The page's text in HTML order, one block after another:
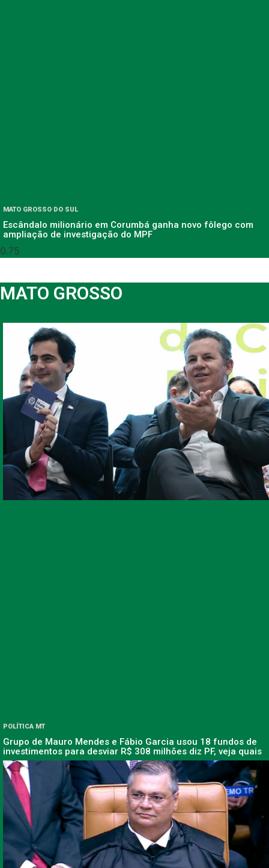
MATO GROSSO DO SUL
Escândalo milionário em Corumbá ganha novo fôlego com
ampliação de investigação do MPF
MATO GROSSO
POLÍTICA MT
Grupo de Mauro Mendes e Fábio Garcia usou 18 fundos de
investimentos para desviar R$ 308 milhões diz PF, veja quais